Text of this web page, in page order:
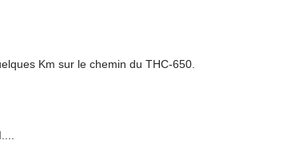
Km sur le chemin du THC-650.